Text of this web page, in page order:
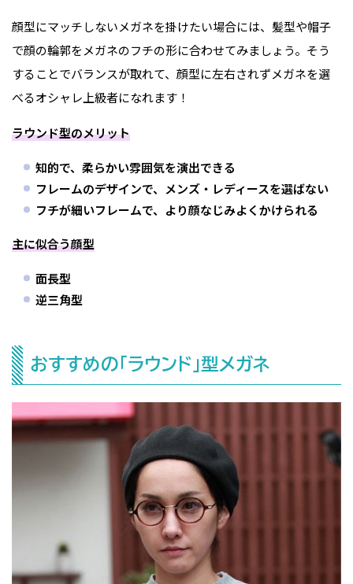
顔型にマッチしないメガネを掛けたい場合には、髪型や帽子
で顔の輪郭をメガネのフチの形に合わせてみましょう。そう
することでバランスが取れて、顔型に左右されずメガネを選
べるオシャレ上級者になれます！
ラウンド型のメリット
知的で、柔らかい雰囲気を演出できる
フレームのデザインで、メンズ・レディースを選ばない
フチが細いフレームで、より顔なじみよくかけられる
主に似合う顔型
面長型
逆三角型
おすすめの「ラウンド」型メガネ